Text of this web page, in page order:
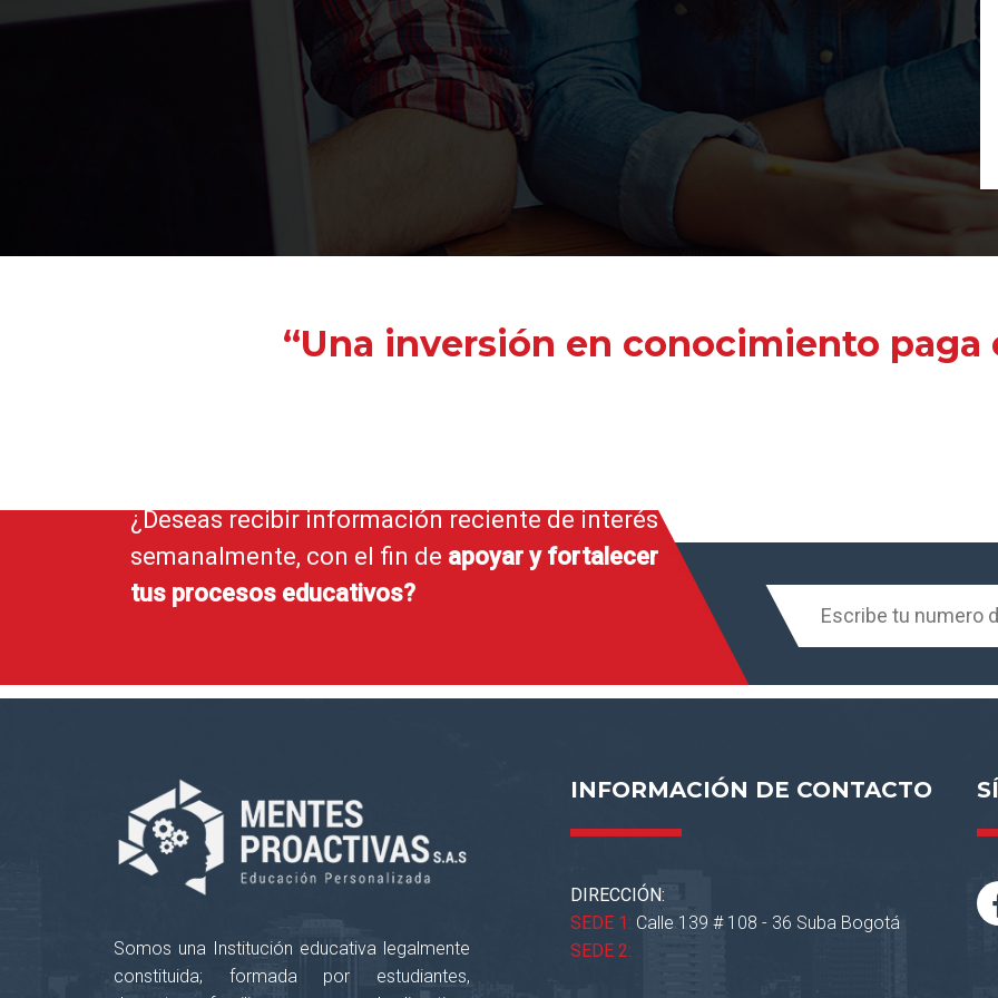
“Una inversión en conocimiento paga
¿Deseas recibir información reciente de interés
semanalmente, con el fin de apoyar y fortalecer
tus procesos educativos?
Somos una Institución educativa legalmente
constituida; formada por estudiantes,
INFORMACIÓN DE CONTACTO
DIRECCIÓN:
SEDE 1: Calle 139 # 108 - 36 Suba Bogotá
SEDE 2: